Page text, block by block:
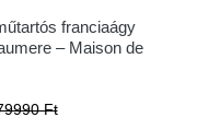
franciaágy
– Maison de
Ft